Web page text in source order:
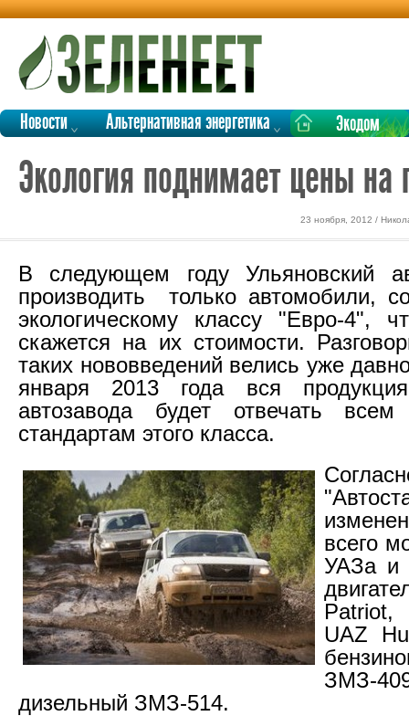
Новости Альтернативная энергетика Экодом
Экология поднимает цены
23 ноября, 2012 /
В следующем году Ульяновский
производить только автомобили,
экологическому классу "Евро-4",
скажется на их стоимости.
таких нововведений велись уже
января 2013 года вся продукция
автозавода будет отвечать всем
стандартам этого класса.
всего
УАЗа и
UAZ
ЗМЗ-
дизельный ЗМЗ-514.